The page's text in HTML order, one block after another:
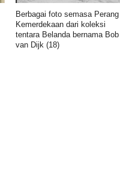
Berbagai foto semasa Perang
Kemerdekaan dari koleksi
tentara Belanda bernama Bob
van Dijk (18)